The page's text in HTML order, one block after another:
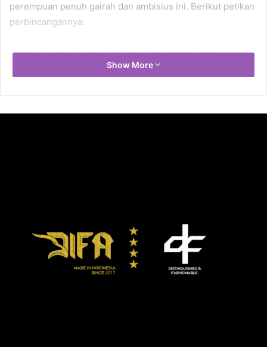
perempuan penuh gairah dan ambisius ini. Berikut petikan
perbincangannya:
Kapan Shuan Boxing didirikan. Bagaimana Anda
olahraga ini. Ia yang membiayai di awal. Sangat sulit. Kami
hanya punya satu petinju, tak ada sasana (gym). Usia saya
sendiri [Shuan TV] dan pelatih Jesus Castillo yang cerdas
dan sangat berdedikasi.
Show More